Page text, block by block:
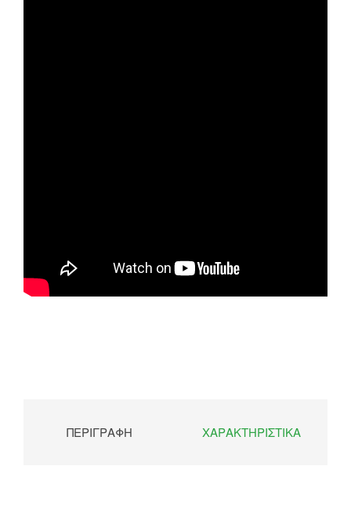
ΠΕΡΙΓΡΑΦΉ ΧΑΡΑΚΤΗΡΙΣΤΙΚΆ